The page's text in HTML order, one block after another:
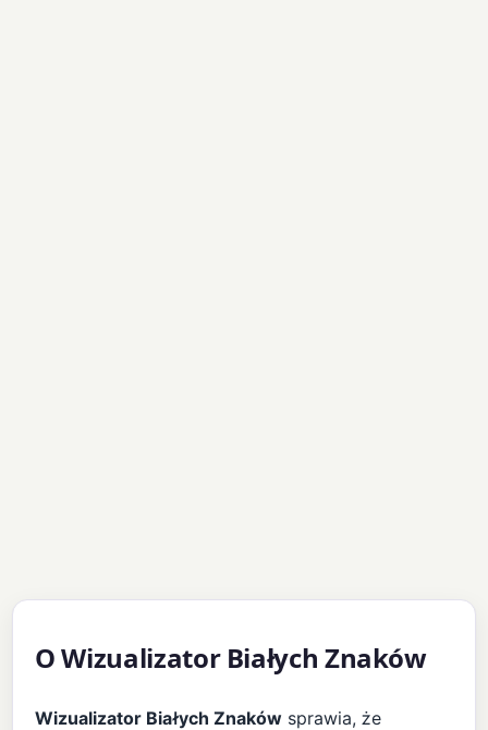
O Wizualizator Białych Znaków
Wizualizator Białych Znaków sprawia, że